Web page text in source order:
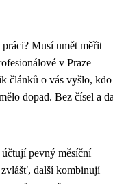
práci? Musí umět měřit
v Praze
článků o vás vyšlo, kdo
dopad. Bez čísel a
pevný měsíční
další kombinují